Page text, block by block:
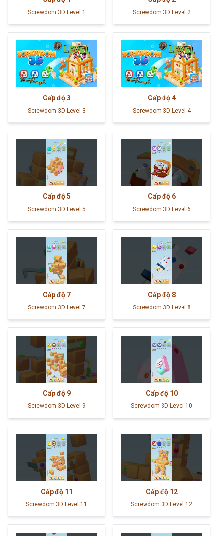
Screwdom 3D Level 1 Screwdom 3D Level 2
Cấp độ 3
Screwdom 3D Level 3
Cấp độ 4
Screwdom 3D Level 4
Cấp độ 5
Screwdom 3D Level 5
Cấp độ 6
Screwdom 3D Level 6
Cấp độ 7
Screwdom 3D Level 7
Cấp độ 8
Screwdom 3D Level 8
Cấp độ 9
Screwdom 3D Level 9
Cấp độ 10
Screwdom 3D Level 10
Cấp độ 11
Screwdom 3D Level 11
Cấp độ 12
Screwdom 3D Level 12